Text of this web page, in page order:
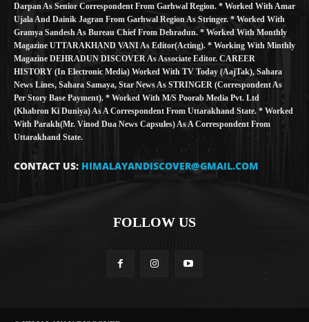
Darpan As Senior Correspondent From Garhwal Region. * Worked With Amar
Ujala And Dainik Jagran From Garhwal Region As Stringer. * Worked With
Gramya Sandesh As Bureau Chief From Dehradun. * Worked With Monthly
Magazine UTTARAKHAND VANI As Editor(Acting). * Working With Minthly
Magazine DEHRADUN DISCOVER As Associate Editor. CAREER
HISTORY (in Electronic Media) Worked With TV Today (AajTak), Sahara
News Lines, Sahara Samaya, Star News As STRINGER (Correspondent As
Per Story Base Payment). * Worked With M/S Poorab Media Pvt. Ltd
(Khabron Ki Duniya) As A Correspondent From Uttarakhand State. * Worked
With Parakh(Mr. Vinod Dua News Capsules) As A Correspondent From
Uttarakhand State.
CONTACT US: HIMALAYANDISCOVER@GMAIL.COM
FOLLOW US